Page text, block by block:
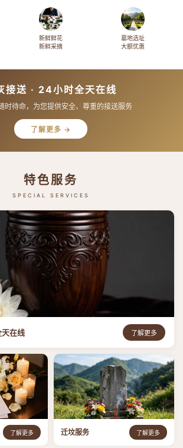
新鲜鲜花
新鲜采摘
墓地选址
大额优惠
接送 · 24小时全天在线
时待命，为您提供安全、尊重的接送服务
了解更多 →
特色服务
SPECIAL SERVICES
在线 了解更多
了解更多 迁坟服务 了解更多